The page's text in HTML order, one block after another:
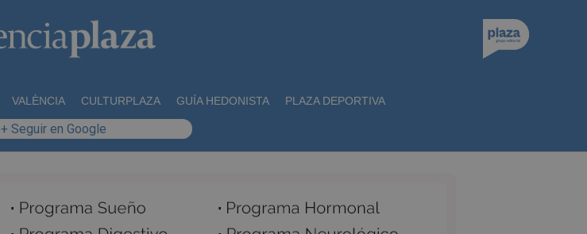
VALÈNCIA CULTURPLAZA GUÍA HEDONISTA PLAZA DEPORTIVA
+ Seguir en Google